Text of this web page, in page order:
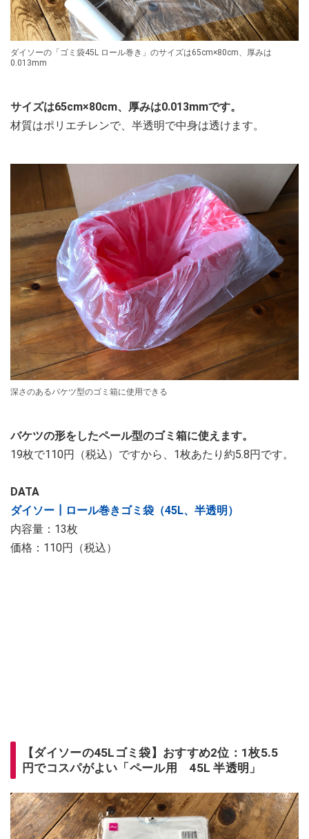
ダイソーの「ゴミ袋45L ロール巻き」のサイズは65cm×80cm、厚みは
0.013mm
サイズは65cm×80cm、厚みは0.013mmです。
材質はポリエチレンで、半透明で中身は透けます。
深さのあるバケツ型のゴミ箱に使用できる
バケツの形をしたペール型のゴミ箱に使えます。
19枚で110円（税込）ですから、1枚あたり約5.8円です。
DATA
ダイソー┃ロール巻きゴミ袋（45L、半透明）
内容量：13枚
価格：110円（税込）
【ダイソーの45Lゴミ袋】おすすめ2位：1枚5.5
円でコスパがよい「ペール用 45L 半透明」